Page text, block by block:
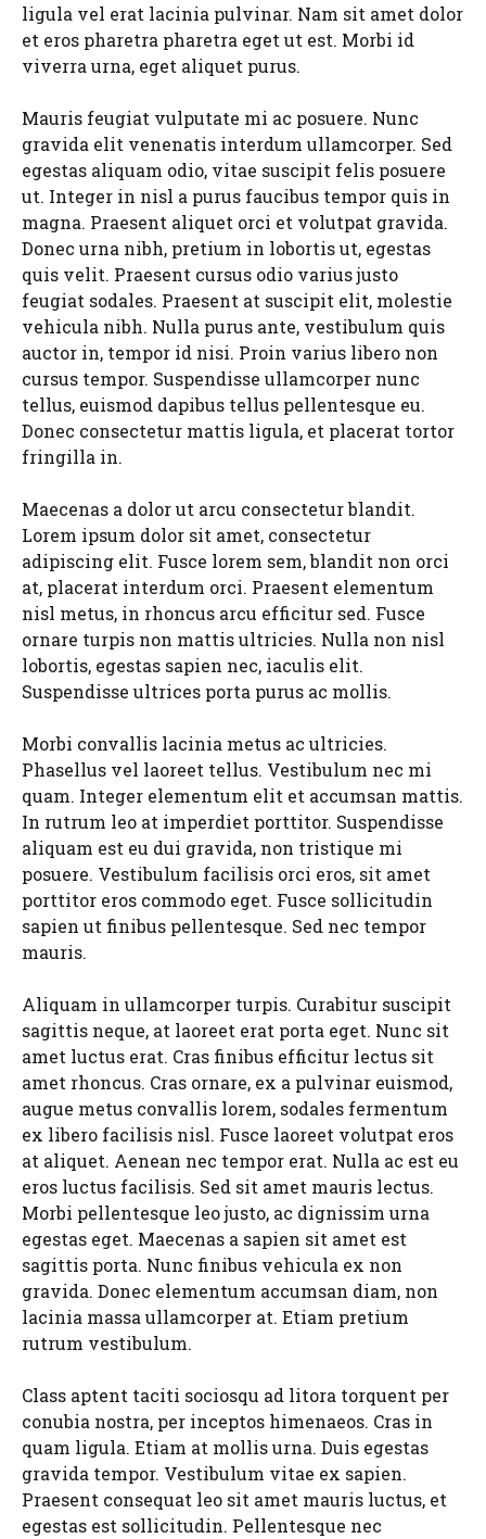
ligula vel erat lacinia pulvinar. Nam sit amet dolor
et eros pharetra pharetra eget ut est. Morbi id
viverra urna, eget aliquet purus.
Mauris feugiat vulputate mi ac posuere. Nunc
gravida elit venenatis interdum ullamcorper. Sed
egestas aliquam odio, vitae suscipit felis posuere
ut. Integer in nisl a purus faucibus tempor quis in
magna. Praesent aliquet orci et volutpat gravida.
Donec urna nibh, pretium in lobortis ut, egestas
quis velit. Praesent cursus odio varius justo
feugiat sodales. Praesent at suscipit elit, molestie
vehicula nibh. Nulla purus ante, vestibulum quis
auctor in, tempor id nisi. Proin varius libero non
cursus tempor. Suspendisse ullamcorper nunc
tellus, euismod dapibus tellus pellentesque eu.
Donec consectetur mattis ligula, et placerat tortor
fringilla in.
Maecenas a dolor ut arcu consectetur blandit.
Lorem ipsum dolor sit amet, consectetur
adipiscing elit. Fusce lorem sem, blandit non orci
at, placerat interdum orci. Praesent elementum
nisl metus, in rhoncus arcu efficitur sed. Fusce
ornare turpis non mattis ultricies. Nulla non nisl
lobortis, egestas sapien nec, iaculis elit.
Suspendisse ultrices porta purus ac mollis.
Morbi convallis lacinia metus ac ultricies.
Phasellus vel laoreet tellus. Vestibulum nec mi
quam. Integer elementum elit et accumsan mattis.
In rutrum leo at imperdiet porttitor. Suspendisse
aliquam est eu dui gravida, non tristique mi
posuere. Vestibulum facilisis orci eros, sit amet
porttitor eros commodo eget. Fusce sollicitudin
sapien ut finibus pellentesque. Sed nec tempor
mauris.
Aliquam in ullamcorper turpis. Curabitur suscipit
sagittis neque, at laoreet erat porta eget. Nunc sit
amet luctus erat. Cras finibus efficitur lectus sit
amet rhoncus. Cras ornare, ex a pulvinar euismod,
augue metus convallis lorem, sodales fermentum
ex libero facilisis nisl. Fusce laoreet volutpat eros
at aliquet. Aenean nec tempor erat. Nulla ac est eu
eros luctus facilisis. Sed sit amet mauris lectus.
Morbi pellentesque leo justo, ac dignissim urna
egestas eget. Maecenas a sapien sit amet est
sagittis porta. Nunc finibus vehicula ex non
gravida. Donec elementum accumsan diam, non
lacinia massa ullamcorper at. Etiam pretium
rutrum vestibulum.
Class aptent taciti sociosqu ad litora torquent per
conubia nostra, per inceptos himenaeos. Cras in
quam ligula. Etiam at mollis urna. Duis egestas
gravida tempor. Vestibulum vitae ex sapien.
Praesent consequat leo sit amet mauris luctus, et
egestas est sollicitudin. Pellentesque nec